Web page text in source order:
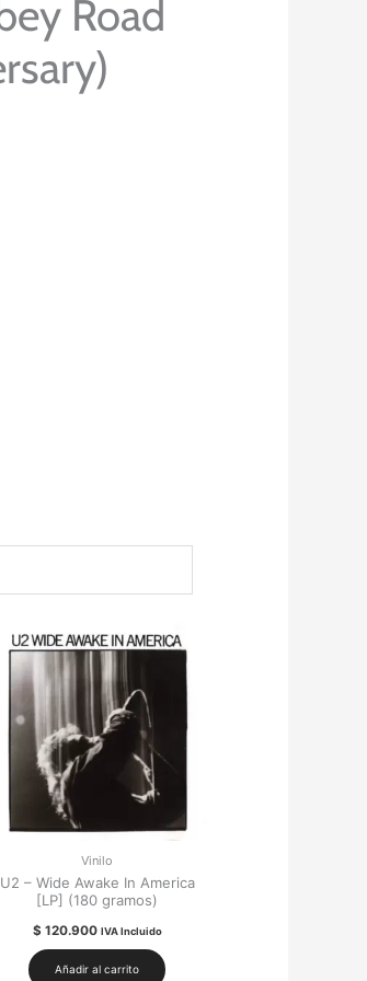
Road
Vinilo
U2 – Wide Awake In America
[LP] (180 gramos)
$120.900 IVA Incluido
Añadir al carrito